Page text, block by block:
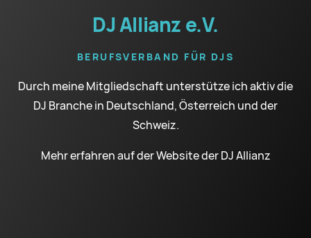
DJ Allianz e.V.
BERUFSVERBAND FÜR DJS
Durch meine Mitgliedschaft unterstütze ich aktiv die
DJ Branche in Deutschland, Österreich und der
Schweiz.
Mehr erfahren auf der Website derDJ Allianz